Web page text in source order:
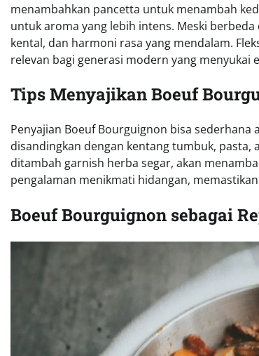
menambahkan pancetta untuk menambah
untuk aroma yang lebih intens. Meski
kental, dan harmoni rasa yang mendalam.
relevan bagi generasi modern yang menyukai
Tips Menyajikan Boeuf
Penyajian Boeuf Bourguignon bisa
disandingkan dengan kentang tumbuk,
ditambah garnish herba segar, akan
pengalaman menikmati hidangan,
Boeuf Bourguignon sebagai